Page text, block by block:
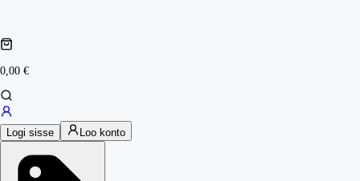
0,00 €
Logi sisse Loo konto